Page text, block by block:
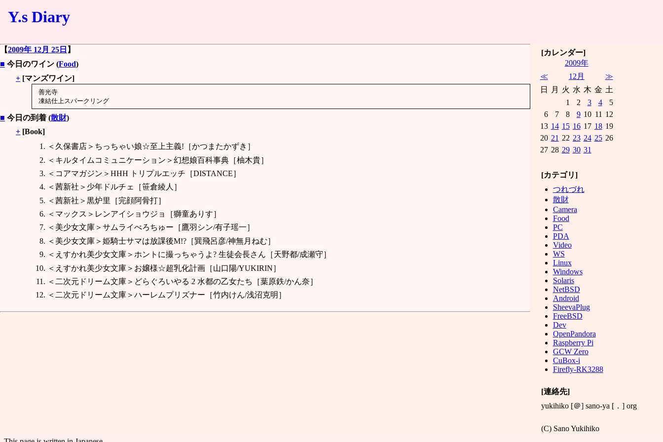
Y.s Diary
【2009年 12月 25日 】
■ 今日のワイン (Food)
+ [マンズワイン]
善光寺
■ 今日の到着 (散財)
+ [Book]
＜久保書店＞ちっちゃい娘☆至上主義!［かつまたかずき］
＜キルタイムコミュニケーション＞幻想娘百科事典［柚木貴］
＜コアマガジン＞HHH トリプルエッチ［DISTANCE］
＜茜新社＞少年ドルチェ［笹倉綾人］
＜茜新社＞黒炉里［完顔阿骨打］
＜マックス＞レンアイショウジョ［獅童ありす］
＜美少女文庫＞サムライべろちゅー［鷹羽シン/有子瑶一］
＜美少女文庫＞姫騎士サマは放課後M!?［巽飛呂彦/神無月ねむ］
＜えすかれ美少女文庫＞ホントに撮っちゃうよ? 生徒会長さん［天野都/成瀬守］
＜えすかれ美少女文庫＞お嬢様☆超乳化計画［山口陽/YUKIRIN］
＜二次元ドリーム文庫＞どらぐろいやる 2 水都の乙女たち［葉原鉄/かん奈］
＜二次元ドリーム文庫＞ハーレムプリズナー［竹内けん/浅沼克明］
[カレンダー]
2009年
≪
12月
≫
日
月 火 水 木 金 土
1
2 3 4
5
6
7 8 9 10 11 12
13 14 15 16 17 18 19
20 21 22 23 24 25 26
27 28 29 30 31
[カテゴリ]
つれづれ
散財
Camera
Food
PC
PDA
Video
WS
Linux
Windows
Solaris
NetBSD
Android
SheevaPlug
FreeBSD
Dev
OpenPandora
Raspberry Pi
GCW Zero
CuBox-i
Firefly-RK3288
[連絡先]
yukihiko [＠] sano-ya [．] org
(C) Sano Yukihiko